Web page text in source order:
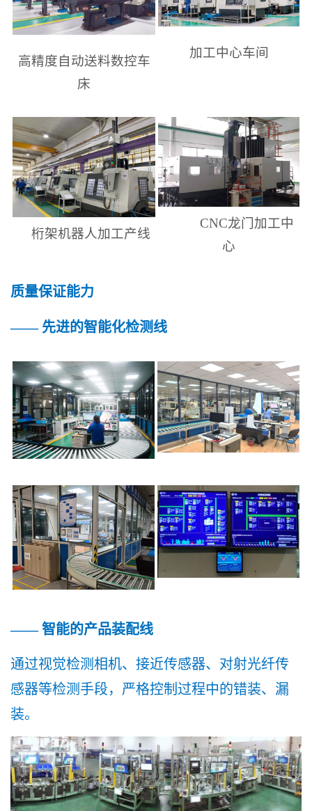
高精度自动送料数控车
床
加工中心车间
桁架机器人加工产线
CNC龙门加工中
心
质量保证能力
—— 先进的智能化检测线
—— 智能的产品装配线
通过视觉检测相机、接近传感器、对射光纤传
感器等检测手段，严格控制过程中的错装、漏
装。